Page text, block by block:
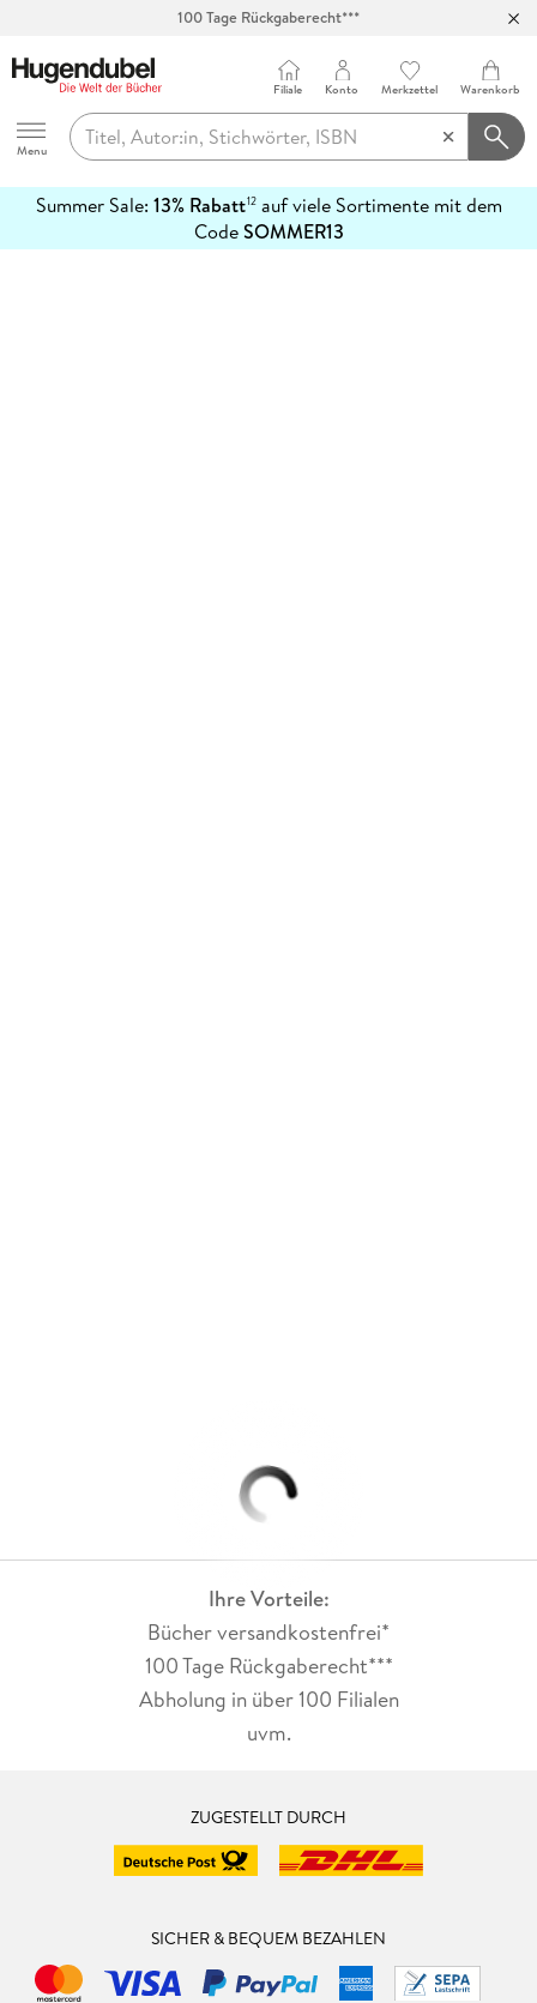
100 Tage Rückgaberecht***
Hugendubel
Menu
Filiale Konto Merkzettel Warenkorb
Summer Sale: 13% Rabatt12auf viele Sortimente mit dem
CodeSOMMER13
erfahren
Ihre Vorteile:
Bücher versandkostenfrei*
100 Tage Rückgaberecht***
Abholung in über 100 Filialen
uvm.
ZUGESTELLT DURCH
SICHER & BEQUEM BEZAHLEN